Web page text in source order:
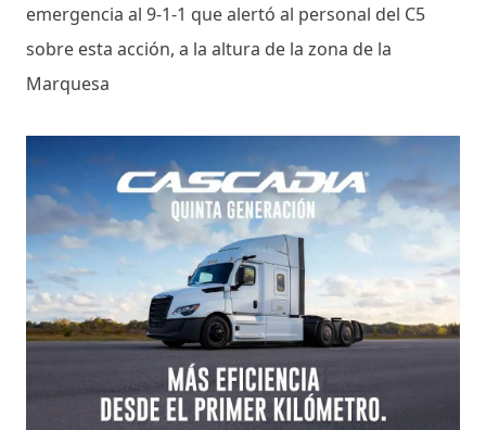
emergencia al 9-1-1 que alertó al personal del C5
sobre esta acción, a la altura de la zona de la
Marquesa